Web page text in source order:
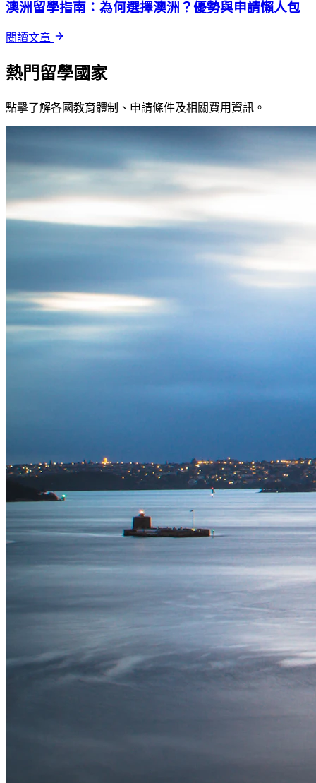
澳洲留學指南：為何選擇澳洲？優勢與申請懶人包
閱讀文章
熱門留學國家
點擊了解各國教育體制、申請條件及相關費用資訊。